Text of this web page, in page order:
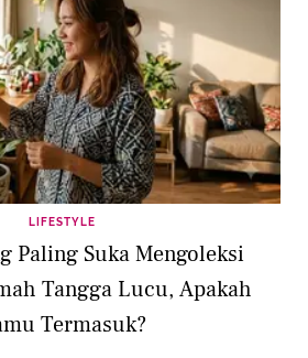
LIFESTYLE
Paling Suka Mengoleksi
Tangga Lucu, Apakah
Termasuk?